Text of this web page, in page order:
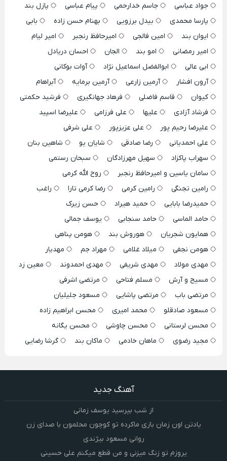
جواد عباسی جاسم خدارحمی پیام عباسی
پازل بند
پارسا محمدی
بیدل برزویی بهنام حسن زاده
بابی
ایوان بند
امین فالجی امیرحافظ رنجبر
امیر لیام
امیر رمضانی
امو بند الجان
احسان دریادل
ابی عالی
ابوالفضل اسماعیل نژاد
آوات بوکانی
آرون افشار
آرمین زارعی آرمین برمایه
آبراهام
کیوان
قاسم فاضلی فرهاد جهانگیری
فرشید حکمتی
فرشاد آزادی
علیها علی فرزامی
علیرضا اسپید
علیرضا رحیم پور
علی عزیزپور
علی شرفی
علی احمدیانی
رضا صادقی شایان یو
شاهین بنان
سهراب پاکزاد
سهیل مهرزادگان
سبحان رستمی
سامان یاسین و امیرحافظ رنجبر
روح الله کرمی
رامین تجنگی
رامین کرمی رضا کرمی تارا
راغب
حمیدرضا بابایی
حمید هیراد
حسن زیرک
حامد الماسی
حامد سنجابی
یوسف جمالی
همایون شجریان
هوروش بند
هومن پناهی
هومن نجفی
میلاد غلامی مهراد جم
مهدیار
مهدی مولاد
مهدی شریفی مهدی احمدوند
معین زد
مسیح و آرش
مسلم فتاحی
مرتضی اشرفی
مرتضی باب
مرتضی پاشایی
مسعود جلیلیان
مسعود صادقلو
محمد امیری
محسن ابراهیم زاده
محسن لرستانی
محسن چاوشی
محسن یگانه
مجید رضوی
ماهان خادمی ماکان بند گرشا رضایی
آهنگ جدید
از شب بپرسید یوسف زمانی
یادتن اون زمان بازی ماکرده تو کوچون محلمون با صدای زن
روانی مسعود بیژندی
یروزم تو زنگ میزنی و من قطع میکنم علی حسینی